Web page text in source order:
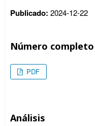
Publicado: 2024-12-22
Número completo
PDF
Análisis